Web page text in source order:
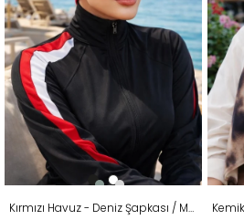
Kırmızı Havuz - Deniz Şapkası / Mayo Üstüne Kullanılabilir